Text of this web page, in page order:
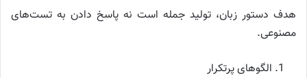
هدف دستور زبان، تولید جمله است نه پاسخ دادن به تست‌های
مصنوعی.
الگوهای پرتکرار